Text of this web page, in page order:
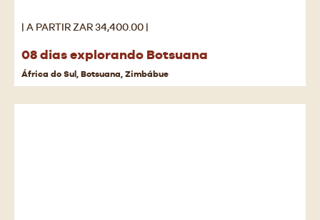
| A PARTIR ZAR 34,400.00 |
08 dias explorando Botsuana
África do Sul, Botsuana, Zimbábue